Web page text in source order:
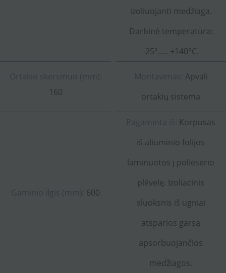
izoliuojanti medžiaga.
Darbinė temperatūra:
-25°..... +140°C.
Ortakio skersmuo (mm):
160
Montavimas: Apvali
ortakių sistema
Gaminio ilgis (mm): 600
Pagaminta iš: Korpusas
iš aliuminio folijos
laminuotos į polieserio
plėvelę. Izoliacinis
sluoksnis iš ugniai
atsparios garsą
apsorbuojančios
medžiagos.